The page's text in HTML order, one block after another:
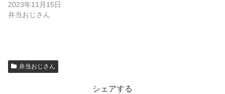
2023年11月15日
弁当おじさん
弁当おじさん
シェアする